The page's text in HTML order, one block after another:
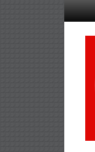
geç